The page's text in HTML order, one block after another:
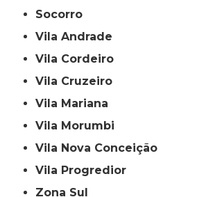
Socorro
Vila Andrade
Vila Cordeiro
Vila Cruzeiro
Vila Mariana
Vila Morumbi
Vila Nova Conceição
Vila Progredior
Zona Sul